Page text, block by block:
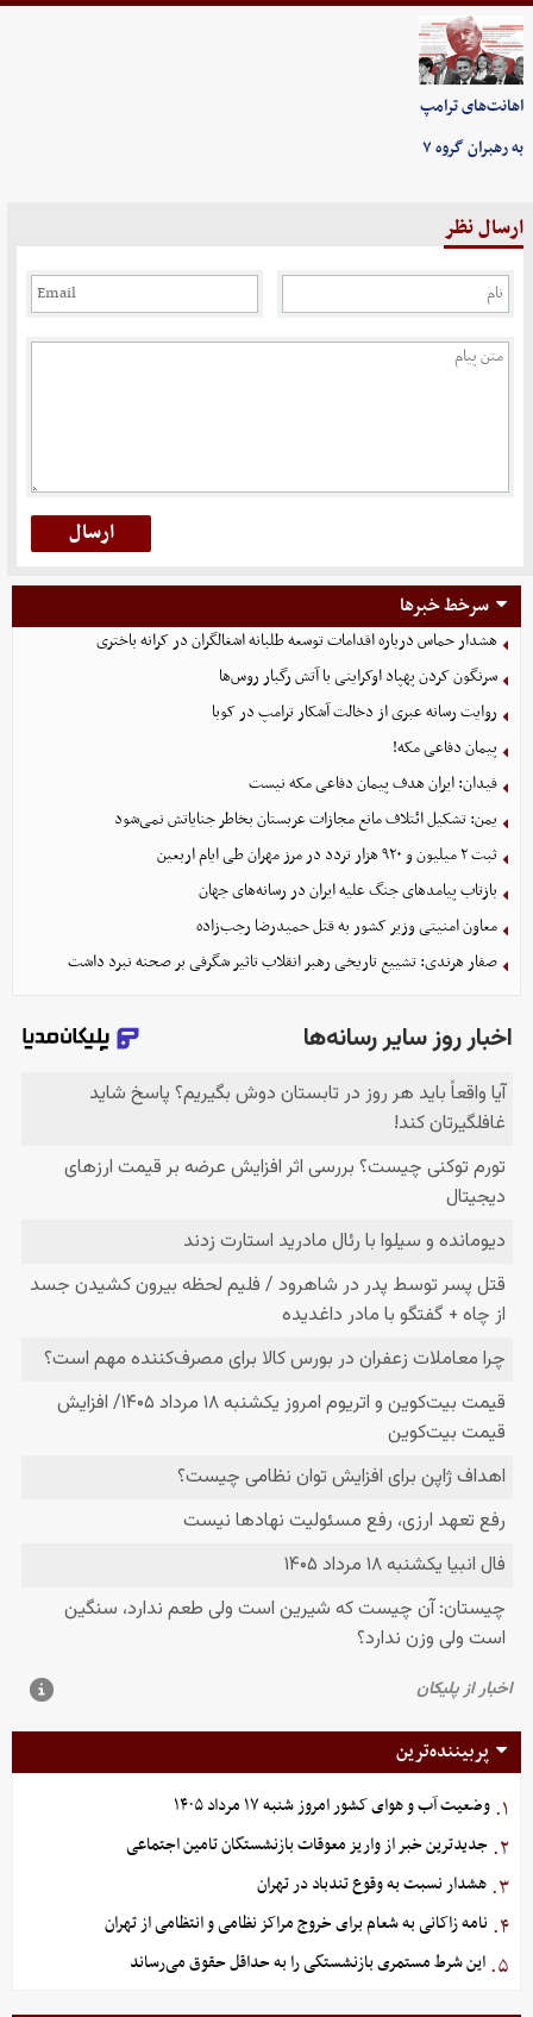
اهانت‌های ترامپ
به رهبران گروه ۷
ارسال نظر
سرخط خبرها
هشدار حماس درباره اقدامات توسعه طلبانه اشغالگران در کرانه باختری
سرنگون کردن پهپاد اوکراینی با آتش رگبار روس‌ها
روایت رسانه عبری از دخالت آشکار ترامپ در کوبا
پیمان دفاعی مکه!
فیدان: ایران هدف پیمان دفاعی مکه نیست
یمن: تشکیل ائتلاف مانع مجازات عربستان بخاطر جنایاتش نمی‌شود
ثبت ۲ میلیون و ۹۲۰ هزار تردد در مرز مهران طی ایام اربعین
بازتاب پیامدهای جنگ علیه ایران در رسانه‌های جهان
معاون امنیتی وزیر کشور به قتل حمیدرضا رجب‌زاده
صفار هرندی: تشییع تاریخی رهبر انقلاب تاثیر شگرفی بر صحنه نبرد داشت
پربیننده‌ترین
۱. وضعیت آب و هوای کشور امروز شنبه ۱۷ مرداد ۱۴۰۵
۲. جدیدترین خبر از واریز معوقات بازنشستگان تامین اجتماعی
۳. هشدار نسبت به وقوع تندباد در تهران
۴. نامه زاکانی به شعام برای خروج مراکز نظامی و انتظامی از تهران
۵. این شرط مستمری بازنشستگی را به حداقل حقوق می‌رساند